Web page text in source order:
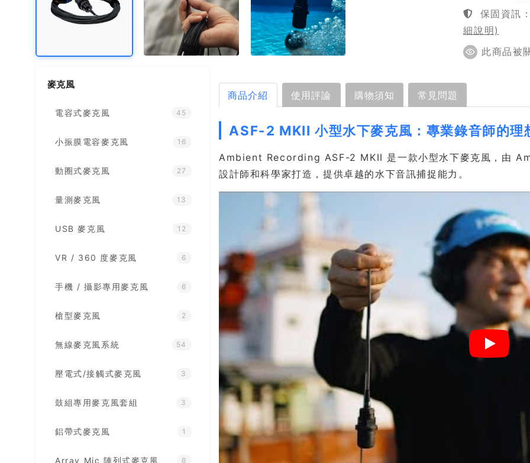
保固資訊
細說明)
此商品被
麥克風
電容式麥克風 45
小振膜電容麥克風 16
動圈式麥克風 27
量測麥克風 13
USB 麥克風 12
VR / 360 度麥克風 6
手機 / 攝影專用麥克風 6
槍型麥克風 2
無線麥克風系統 54
壓電式/接觸式麥克風 3
鼓組專用麥克風套組 3
鋁帶式麥克風 1
Array Mic 陣列式麥克風 6
商品介紹 使用評論 購物須知 常見問題
ASF-2 MKII 小型水下麥克風：專業錄音師的理
Ambient Recording ASF-2 MKII 是一款小型水下麥克風，由
設計師和科學家打造，提供卓越的水下音訊捕捉能力。